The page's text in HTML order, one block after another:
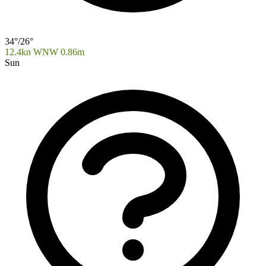
34°/26°
12.4kn WNW 0.86m
Sun